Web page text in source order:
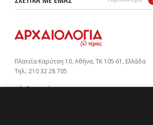
Πλατεία Καρύτση 10, Αθήνα, ΤΚ 105 61, Ελλάδα
Tηλ.: 210 32 28 705
info@arxaiologia.gr